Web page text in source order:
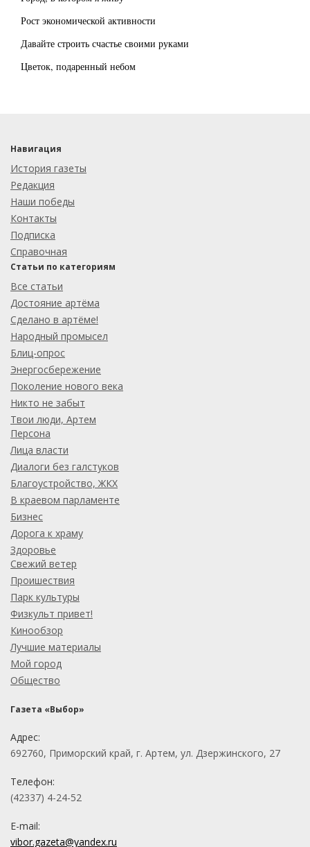
Рост экономической активности
Давайте строить счастье своими руками
Цветок, подаренный небом
Навигация
История газеты
Редакция
Наши победы
Контакты
Подписка
Справочная
Статьи по категориям
Все статьи
Достояние артёма
Сделано в артёме!
Народный промысел
Блиц-опрос
Энергосбережение
Поколение нового века
Никто не забыт
Твои люди, Артем
Персона
Лица власти
Диалоги без галстуков
Благоустройство, ЖКХ
В краевом парламенте
Бизнес
Дорога к храму
Здоровье
Свежий ветер
Проишествия
Парк культуры
Физкульт привет!
Кинообзор
Лучшие материалы
Мой город
Общество
Газета «Выбор»
Адрес:
692760, Приморский край, г. Артем, ул. Дзержинского, 27
Телефон:
(42337) 4-24-52
E-mail:
vibor.gazeta@yandex.ru